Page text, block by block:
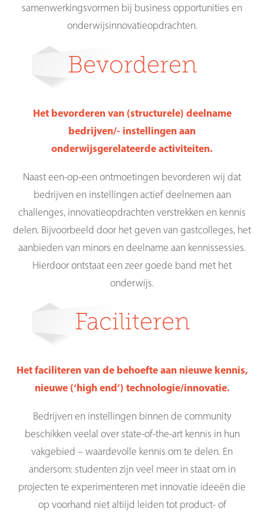
samenwerkingsvormen bij business opportunities en
onderwijsinnovatieopdrachten.
Bevorderen
Het bevorderen van (structurele) deelname
bedrijven/- instellingen aan
onderwijsgerelateerdeactiviteiten.
Naast een-op-een ontmoetingen bevorderen wij dat
bedrijven en instellingen actief deelnemen aan
challenges, innovatieopdrachten verstrekken en kennis
delen. Bijvoorbeeld door het geven van gastcolleges, het
aanbieden van minors en deelname aan kennissessies.
Hierdoor ontstaat een zeer goede band met het
onderwijs.
Faciliteren
Het faciliteren van de behoefteaan nieuwe kennis,
nieuwe (‘high end’) technologie/innovatie.
Bedrijven en instellingen binnen de community
beschikken veelal over state-of-the-art kennis in hun
vakgebied – waardevolle kennis om te delen. En
andersom: studenten zijn veel meer in staat om in
projecten te experimenteren met innovatie ideeën die
op voorhand niet altiijd leiden tot product- of